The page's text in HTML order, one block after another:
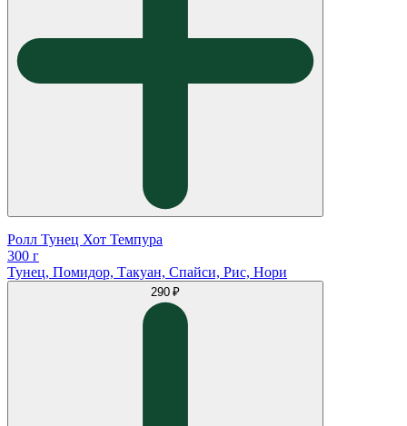
Ролл Тунец Хот Темпура
300 г
Тунец, Помидор, Такуан, Спайси, Рис, Нори
290 ₽